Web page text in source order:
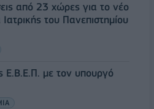
από 23 χώρες για το νέο
του Πανεπιστημίου
Ε.Β.Ε.Π. με τον υπουργό